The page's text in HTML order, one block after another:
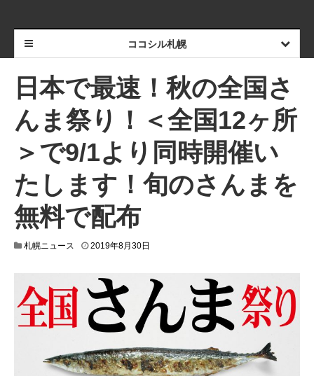
ココシル札幌
日本で最速！秋の全国さ
んま祭り！＜全国12ヶ所
＞で9/1より同時開催い
たします！旬のさんまを
無料で配布
札幌ニュース 2019年8月30日
9
年
8
月
日